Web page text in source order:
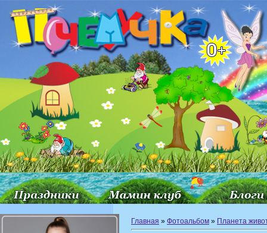
Главная » Фотоальбом » Планета